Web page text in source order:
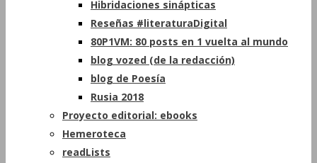
Hibridaciones sinápticas
Reseñas #literaturaDigital
80P1VM: 80 posts en 1 vuelta al mundo
blog vozed (de la redacción)
blog de Poesía
Rusia 2018
Proyecto editorial: ebooks
Hemeroteca
readLists